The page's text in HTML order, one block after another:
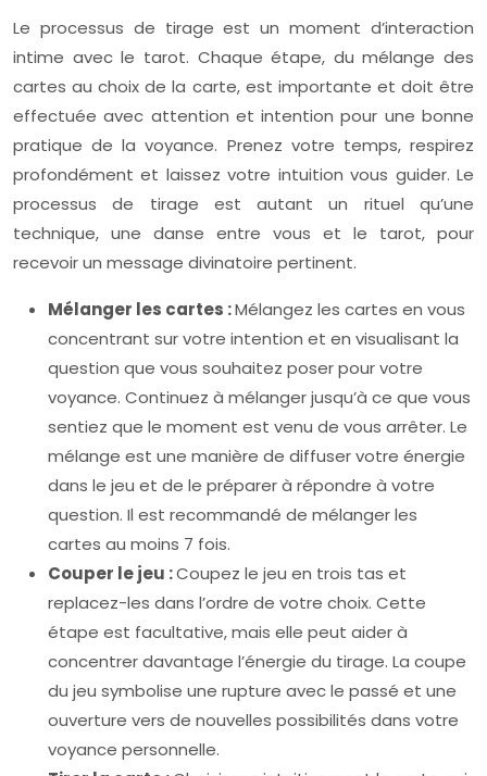
Le processus de tirage est un moment d’interaction
intime avec le tarot. Chaque étape, du mélange des
cartes au choix de la carte, est importante et doit être
effectuée avec attention et intention pour une bonne
pratique de la voyance. Prenez votre temps, respirez
profondément et laissez votre intuition vous guider. Le
processus de tirage est autant un rituel qu’une
technique, une danse entre vous et le tarot, pour
recevoir un message divinatoire pertinent.
Mélanger les cartes :Mélangez les cartes en vous
concentrant sur votre intention et en visualisant la
question que vous souhaitez poser pour votre
voyance. Continuez à mélanger jusqu’à ce que vous
sentiez que le moment est venu de vous arrêter. Le
mélange est une manière de diffuser votre énergie
dans le jeu et de le préparer à répondre à votre
question. Il est recommandé de mélanger les
cartes au moins 7 fois.
Couper le jeu :Coupez le jeu en trois tas et
replacez-les dans l’ordre de votre choix. Cette
étape est facultative, mais elle peut aider à
concentrer davantage l’énergie du tirage. La coupe
du jeu symbolise une rupture avec le passé et une
ouverture vers de nouvelles possibilités dans votre
voyance personnelle.